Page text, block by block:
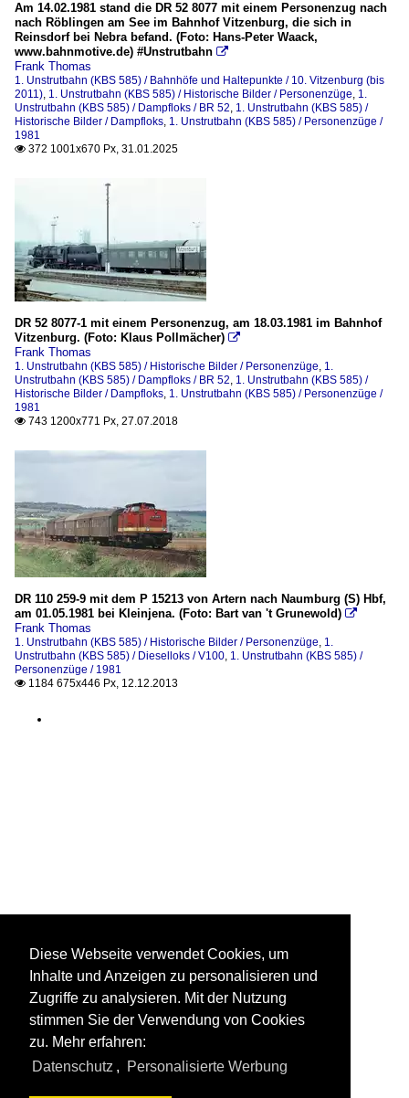
Am 14.02.1981 stand die DR 52 8077 mit einem Personenzug nach
nach Röblingen am See im Bahnhof Vitzenburg, die sich in
Reinsdorf bei Nebra befand. (Foto: Hans-Peter Waack,
www.bahnmotive.de) #Unstrutbahn 
Frank Thomas
1. Unstrutbahn (KBS 585) / Bahnhöfe und Haltepunkte / 10. Vitzenburg (bis
2011), 1. Unstrutbahn (KBS 585) / Historische Bilder / Personenzüge, 1.
Unstrutbahn (KBS 585) / Dampfloks / BR 52, 1. Unstrutbahn (KBS 585) /
Historische Bilder / Dampfloks, 1. Unstrutbahn (KBS 585) / Personenzüge /
1981
 372 1001x670 Px, 31.01.2025
DR 52 8077-1 mit einem Personenzug, am 18.03.1981 im Bahnhof
Vitzenburg. (Foto: Klaus Pollmächer) 
Frank Thomas
1. Unstrutbahn (KBS 585) / Historische Bilder / Personenzüge, 1.
Unstrutbahn (KBS 585) / Dampfloks / BR 52, 1. Unstrutbahn (KBS 585) /
Historische Bilder / Dampfloks, 1. Unstrutbahn (KBS 585) / Personenzüge /
1981
 743 1200x771 Px, 27.07.2018
DR 110 259-9 mit dem P 15213 von Artern nach Naumburg (S) Hbf,
am 01.05.1981 bei Kleinjena. (Foto: Bart van 't Grunewold) 
Frank Thomas
1. Unstrutbahn (KBS 585) / Historische Bilder / Personenzüge, 1.
Unstrutbahn (KBS 585) / Dieselloks / V100, 1. Unstrutbahn (KBS 585) /
Personenzüge / 1981
 1184 675x446 Px, 12.12.2013
Diese Webseite verwendet Cookies, um
Inhalte und Anzeigen zu personalisieren und
Zugriffe zu analysieren. Mit der Nutzung
stimmen Sie der Verwendung von Cookies
zu. Mehr erfahren:
Datenschutz , Personalisierte Werbung